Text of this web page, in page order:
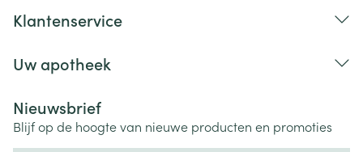
Klantenservice
Uw apotheek
Nieuwsbrief
Blijf op de hoogte van nieuwe producten en promoties